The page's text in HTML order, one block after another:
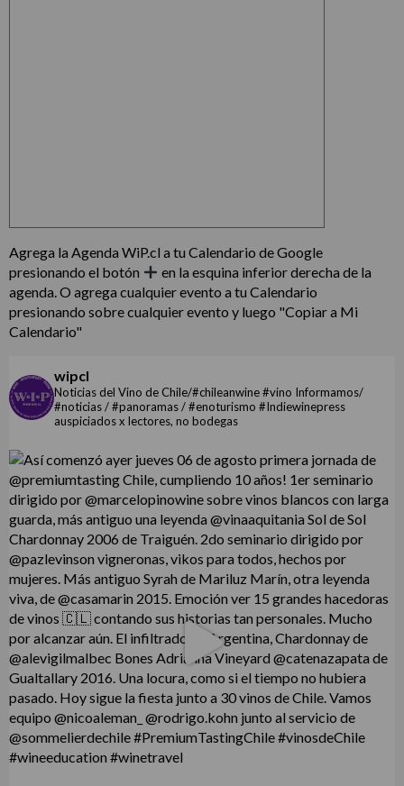
Agrega la Agenda WiP.cl a tu Calendario de Google
presionando el botón
en la esquina inferior derecha de la
agenda. O agrega cualquier evento a tu Calendario
presionando sobre cualquier evento y luego "Copiar a Mi
Calendario"
wipcl
Noticias del Vino de Chile/#chileanwine #vino Informamos/
#noticias / #panoramas / #enoturismo #Indiewinepress
auspiciados x lectores, no bodegas